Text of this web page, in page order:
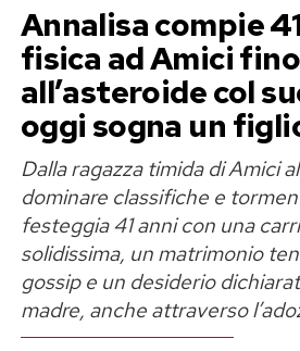
Una piccolissima comitiva
senza eccessi, pensata
consentire a Fedez di
Persino davanti alle acque
Sardegna, infatti, il rapper
ascoltare il proprio corpo
mare.
Fedez in Sardegna
ricovero
Annalisa compie
fisica ad Amici fino
all’asteroide col
oggi sogna un
Dalla ragazza timida di Amici
dominare classifiche e
festeggia 41 anni con una
solidissima, un matrimonio
gossip e un desiderio
madre, anche attraverso